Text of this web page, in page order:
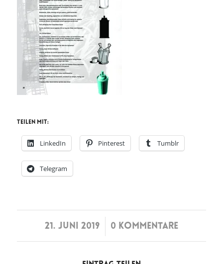
Teilen mit:
LinkedIn Pinterest Tumblr
Telegram
21. JUNI 2019
/ 0 KOMMENTARE